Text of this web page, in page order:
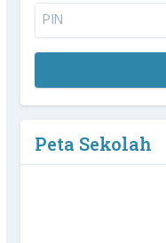
Peta Sekolah